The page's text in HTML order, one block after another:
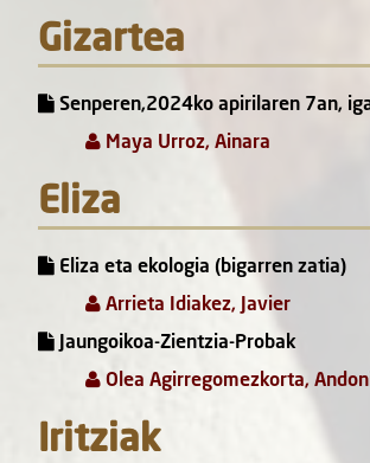
Gizartea
Senperen,2024ko apirilaren 7an,
Maya Urroz, Ainara
Eliza
Eliza eta ekologia (bigarren zatia)
Arrieta Idiakez, Javier
Jaungoikoa-Zientzia-Probak
Olea Agirregomezkorta,
Iritziak